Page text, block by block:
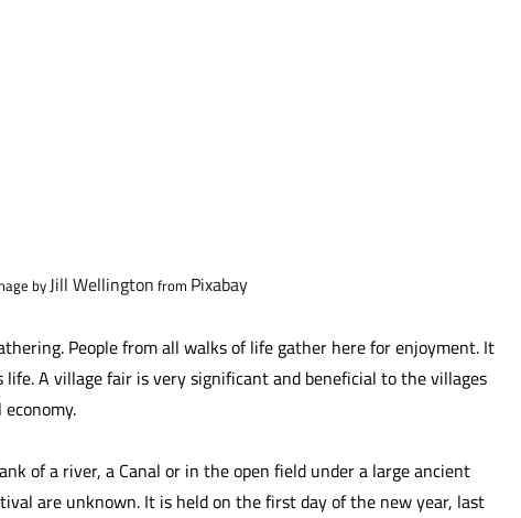
byJill Wellington from Pixabay
People from all walks of life gather here for enjoyment. It
A village fair is very significant and beneficial to the villages
of a river, a Canal or in the open field under a large ancient
are unknown. It is held on the first day of the new year, last